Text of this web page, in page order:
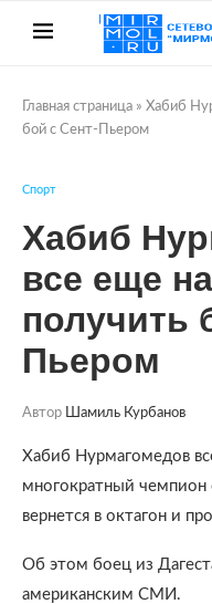
Главная страница » Хабиб
бой с Сент-Пьером
Спорт
Хабиб
все еще
получить
Пьером
Автор Шамиль Курбанов
Хабиб Нурмагомедов
многократный
вернется в октагон и
Об этом боец из
американским СМИ.